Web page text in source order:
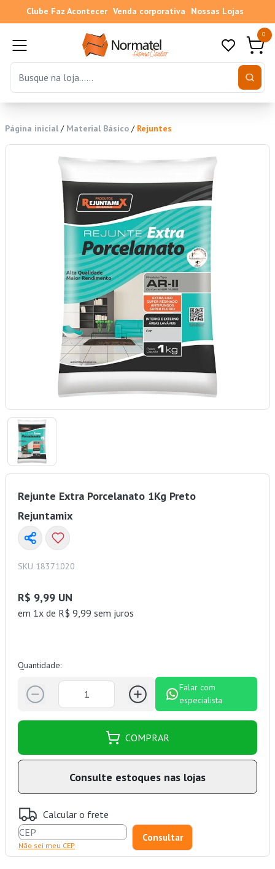
Clube Faz Acontecer Venda corporativa Nossas Lojas
0
Página inicial / Material Básico / Rejuntes
Rejunte Extra Porcelanato 1Kg Preto
Rejuntamix
SKU 18371020
R$ 9,99 UN
em 1x de R$ 9,99 sem juros
Quantidade:
Falar com
especialista
COMPRAR
Consulte estoques nas lojas
Calcular o frete
Não sei meu CEP